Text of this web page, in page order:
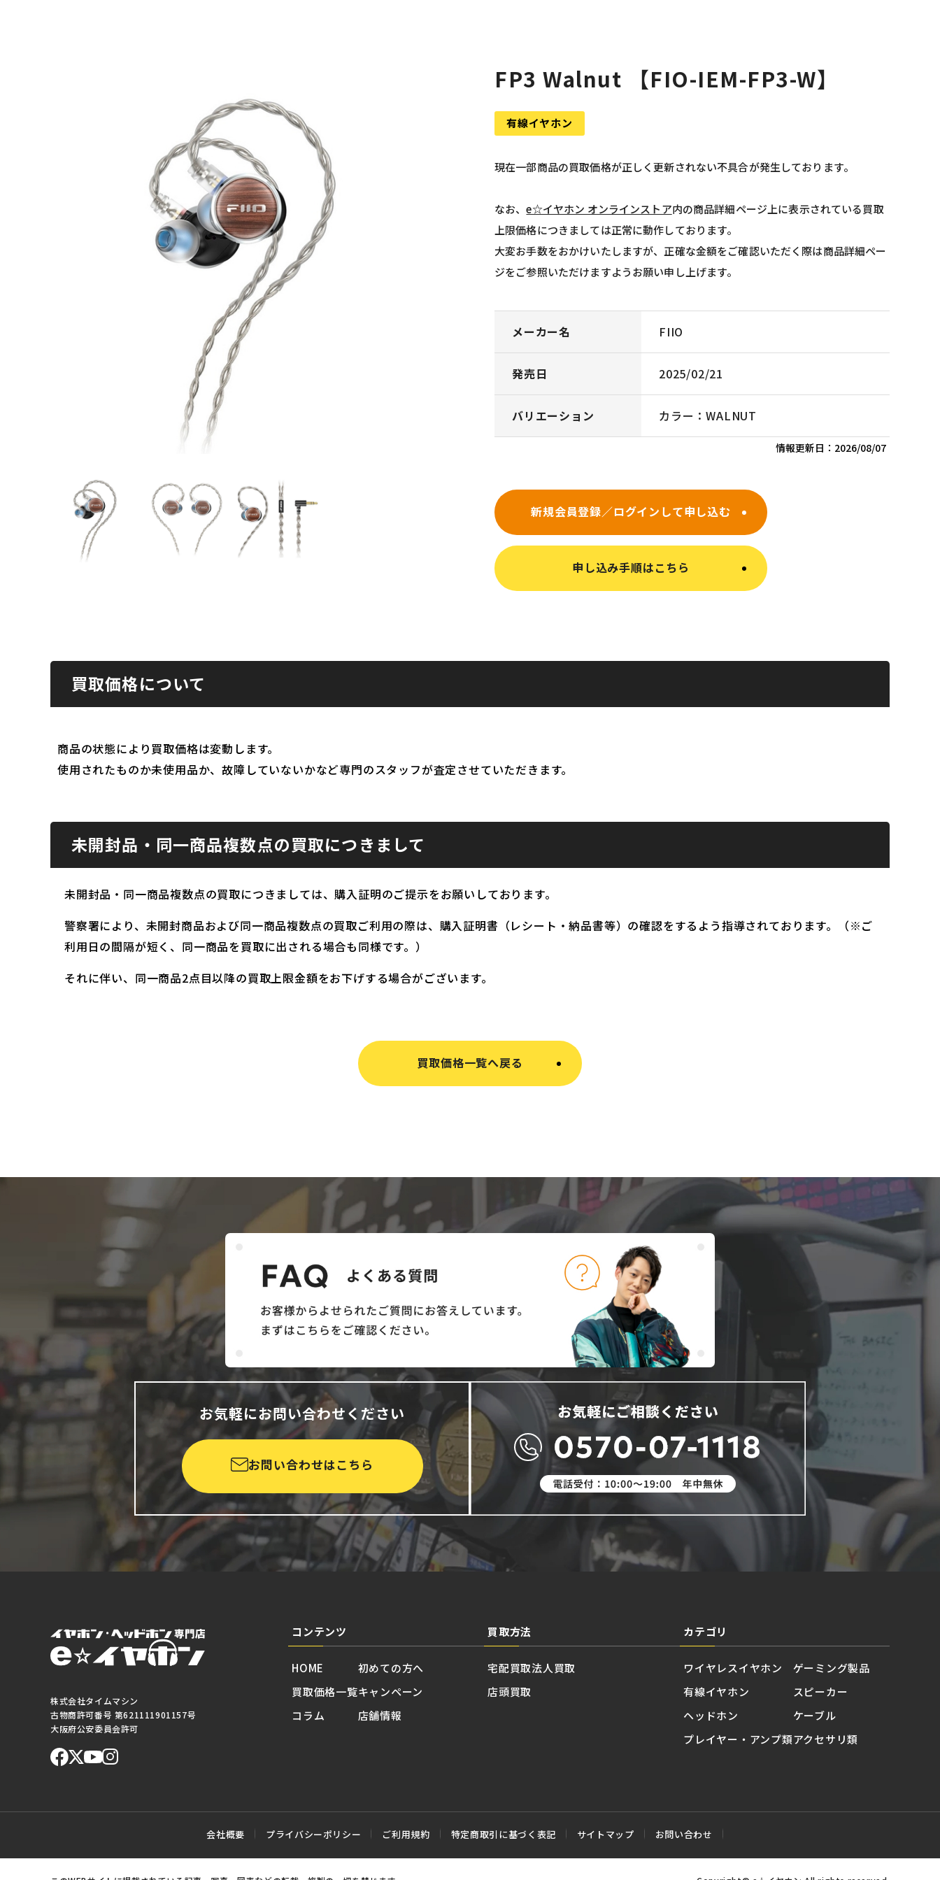
FP3 Walnut 【FIO-IEM-FP3-W】
有線イヤホン
現在一部商品の買取価格が正しく更新されない不具合が発生しております。
なお、e☆イヤホン オンラインストア内の商品詳細ページ上に表示されている買取
上限価格につきましては正常に動作しております。
大変お手数をおかけいたしますが、正確な金額をご確認いただく際は商品詳細ペー
ジをご参照いただけますようお願い申し上げます。
メーカー名 FIIO
発売日 2025/02/21
バリエーション カラー：WALNUT
情報更新日： 2026/08/07
新規会員登録／ログインして申し込む
申し込み手順はこちら
買取価格について
商品の状態により買取価格は変動します。
使用されたものか未使用品か、故障していないかなど専門のスタッフが査定させていただきます。
未開封品・同一商品複数点の買取につきまして
未開封品・同一商品複数点の買取につきましては、購入証明のご提示をお願いしております。
警察署により、未開封商品および同一商品複数点の買取ご利用の際は、購入証明書（レシート・納品書等）の確認をするよう指導されております。（※ご
利用日の間隔が短く、同一商品を買取に出される場合も同様です。）
それに伴い、同一商品2点目以降の買取上限金額をお下げする場合がございます。
買取価格一覧へ戻る
お気軽にお問い合わせください
お問い合わせはこちら
株式会社タイムマシン
古物商許可番号 第621111901157号
大阪府公安委員会許可
コンテンツ
HOME
買取価格一覧
コラム
初めての方へ
キャンペーン
店舗情報
買取方法
宅配買取
店頭買取
法人買取
カテゴリ
ワイヤレスイヤホン
有線イヤホン
ヘッドホン
プレイヤー・アンプ類
ゲーミング製品
スピーカー
ケーブル
アクセサリ類
会社概要 プライバシーポリシー ご利用規約 特定商取引に基づく表記 サイトマップ お問い合わせ